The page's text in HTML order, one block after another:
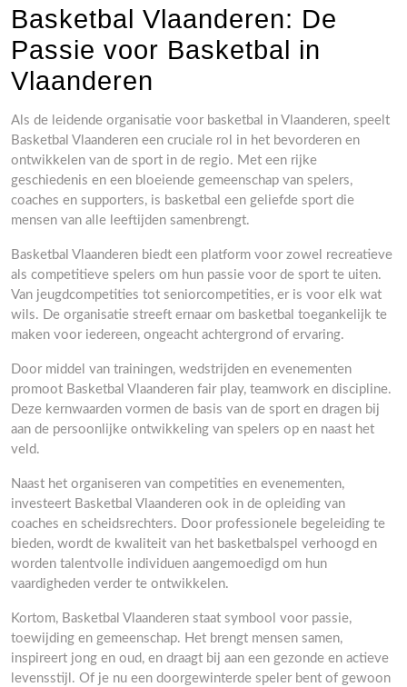
Basketbal Vlaanderen: De
Passie voor Basketbal in
Vlaanderen
Als de leidende organisatie voor basketbal in Vlaanderen, speelt
Basketbal Vlaanderen een cruciale rol in het bevorderen en
ontwikkelen van de sport in de regio. Met een rijke
geschiedenis en een bloeiende gemeenschap van spelers,
coaches en supporters, is basketbal een geliefde sport die
mensen van alle leeftijden samenbrengt.
Basketbal Vlaanderen biedt een platform voor zowel recreatieve
als competitieve spelers om hun passie voor de sport te uiten.
Van jeugdcompetities tot seniorcompetities, er is voor elk wat
wils. De organisatie streeft ernaar om basketbal toegankelijk te
maken voor iedereen, ongeacht achtergrond of ervaring.
Door middel van trainingen, wedstrijden en evenementen
promoot Basketbal Vlaanderen fair play, teamwork en discipline.
Deze kernwaarden vormen de basis van de sport en dragen bij
aan de persoonlijke ontwikkeling van spelers op en naast het
veld.
Naast het organiseren van competities en evenementen,
investeert Basketbal Vlaanderen ook in de opleiding van
coaches en scheidsrechters. Door professionele begeleiding te
bieden, wordt de kwaliteit van het basketbalspel verhoogd en
worden talentvolle individuen aangemoedigd om hun
vaardigheden verder te ontwikkelen.
Kortom, Basketbal Vlaanderen staat symbool voor passie,
toewijding en gemeenschap. Het brengt mensen samen,
inspireert jong en oud, en draagt bij aan een gezonde en actieve
levensstijl. Of je nu een doorgewinterde speler bent of gewoon